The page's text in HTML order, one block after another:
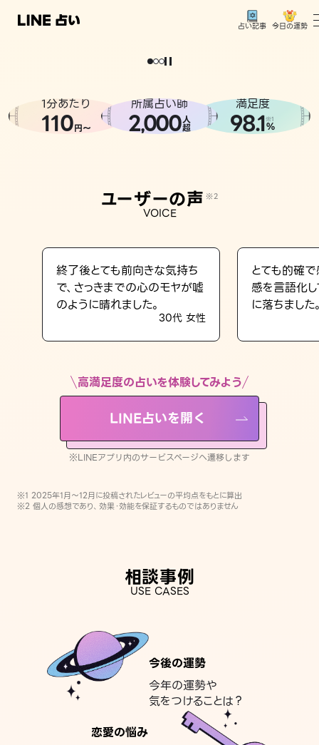
占い記事 今日の運勢
相談事例
LINE占いを開く
※LINEアプリ内のサービスページへ遷移します
どうせなら
。
1分あたり
110円〜
所属占い師
2,000人
超
満足度
98.1※1
%
ユーザーの声 ※2
VOICE
終了後とても前向きな気持ち
で、さっきまでの心のモヤが嘘
のように晴れました。
30代 女性
とても的確
感を言語化
に落ちました
高満足度の占いを体験してみよう
LINE占いを開く
※LINEアプリ内のサービスページへ遷移します
※1 2025年1月〜12月に投稿されたレビューの平均点をもとに算出
※2 個人の感想であり、効果・効能を保証するものではありません
相談事例
USE CASES
今後の運勢
今年の運勢や
気をつけることは？
恋愛の悩み